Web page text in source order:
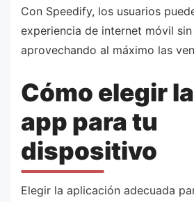
Con Speedify, los usuarios
experiencia de internet móvil sin
aprovechando al máximo las
Cómo elegir
app para tu
dispositivo
Elegir la aplicación adecuada